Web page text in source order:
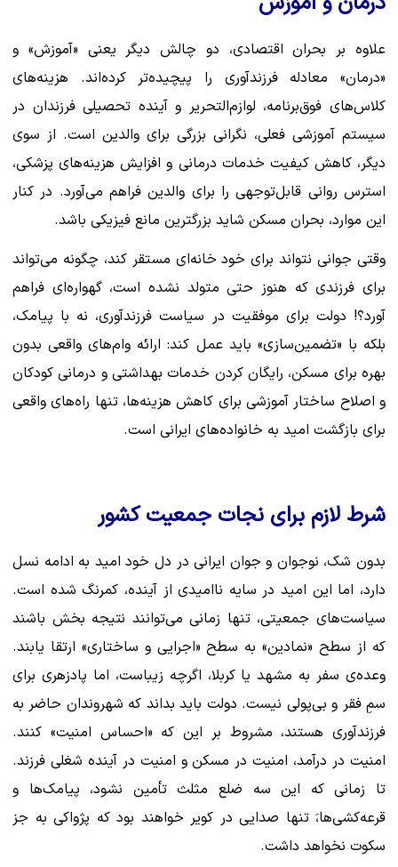
علاوه بر بحران اقتصادی، دو چالش دیگر یعنی «آموزش» و
«درمان» معادله فرزندآوری را پیچیده‌تر کرده‌اند. هزینه‌های
کلاس‌های فوق‌برنامه، لوازم‌التحریر و آینده تحصیلی فرزندان در
سیستم آموزشی فعلی، نگرانی بزرگی برای والدین است. از سوی
دیگر، کاهش کیفیت خدمات درمانی و افزایش هزینه‌های پزشکی،
استرس روانی قابل‌توجهی را برای والدین فراهم می‌آورد. در کنار
این موارد، بحران مسکن شاید بزرگترین مانع فیزیکی باشد.
وقتی جوانی نتواند برای خود خانه‌ای مستقر کند، چگونه می‌تواند
برای فرزندی که هنوز حتی متولد نشده است، گهواره‌ای فراهم
آورد؟! دولت برای موفقیت در سیاست فرزندآوری، نه با پیامک،
بلکه با «تضمین‌سازی» باید عمل کند: ارائه وام‌های واقعی بدون
بهره برای مسکن، رایگان کردن خدمات بهداشتی و درمانی کودکان
و اصلاح ساختار آموزشی برای کاهش هزینه‌ها، تنها راه‌های واقعی
برای بازگشت امید به خانواده‌های ایرانی است.
شرط لازم برای نجات جمعیت کشور
بدون شک، نوجوان و جوان ایرانی در دل خود امید به ادامه نسل
دارد، اما این امید در سایه ناامیدی از آینده، کمرنگ شده است.
سیاست‌های جمعیتی، تنها زمانی می‌توانند نتیجه بخش باشند
که از سطح «نمادین» به سطح «اجرایی و ساختاری» ارتقا یابند.
وعده‌ی سفر به مشهد یا کربلا، اگرچه زیباست، اما پادزهری برای
سمِ فقر و بی‌پولی نیست. دولت باید بداند که شهروندان حاضر به
فرزندآوری هستند، مشروط بر این که «احساس امنیت» کنند.
امنیت در درآمد، امنیت در مسکن و امنیت در آینده شغلی فرزند.
تا زمانی که این سه ضلع مثلث تأمین نشود، پیامک‌ها و
قرعه‌کشی‌ها،َ تنها صدایی در کویر خواهند بود که پژواکی به جز
سکوت نخواهد داشت.